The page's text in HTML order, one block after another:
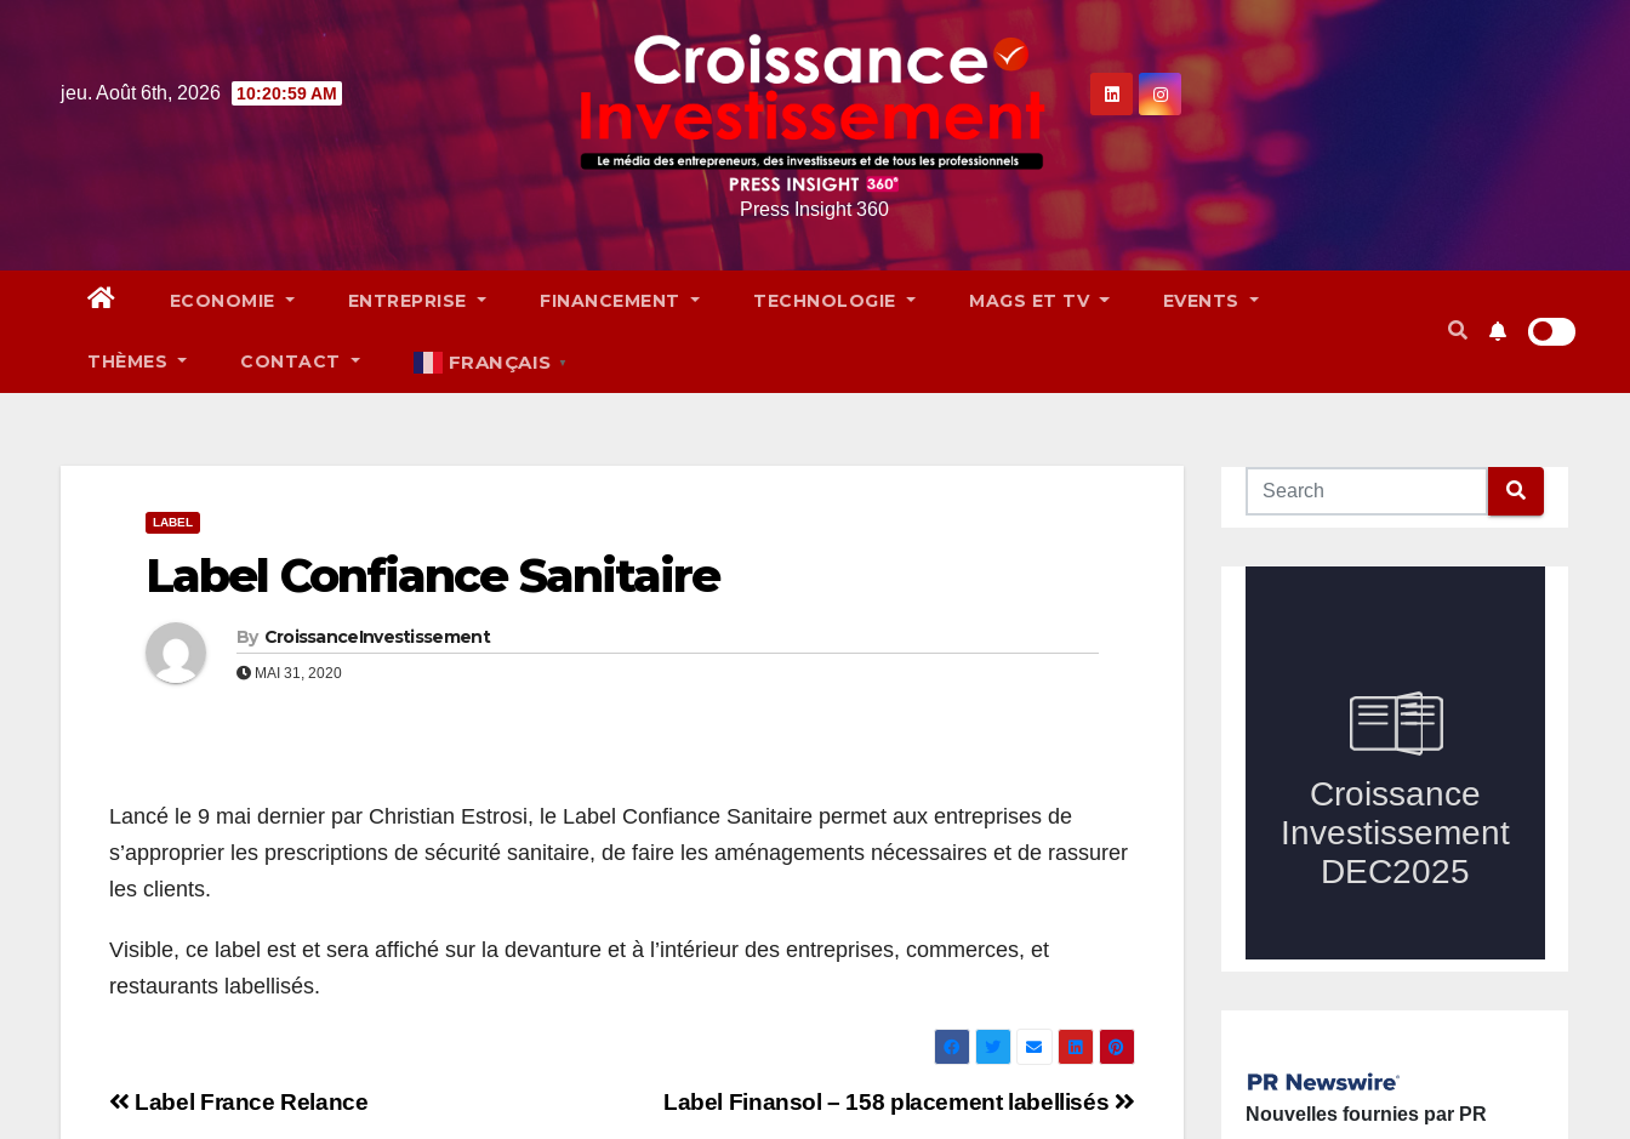
jeu. Août 6th, 2026 10:21:00 AM
Press Insight 360
ECONOMIE ENTREPRISE FINANCEMENT TECHNOLOGIE MAGS ET TV EVENTS
THÈMES CONTACT FRANÇAIS ▼
LABEL
Label Confiance Sanitaire
By CroissanceInvestissement
MAI 31, 2020
Lancé le 9 mai dernier par Christian Estrosi, le Label Confiance Sanitaire permet aux entreprises de
s’approprier les prescriptions de sécurité sanitaire, de faire les aménagements nécessaires et de rassurer
les clients.
Visible, ce label est et sera affiché sur la devanture et à l’intérieur des entreprises, commerces, et
restaurants labellisés.
Navigation
Label Finansol – 158 placement labellisés
Label France Relance
Nouvelles fournies par PR